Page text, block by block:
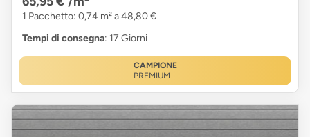
1 Pacchetto: 0,74 m² a 48,80 €
Tempi di consegna: 17 Giorni
CAMPIONE
PREMIUM